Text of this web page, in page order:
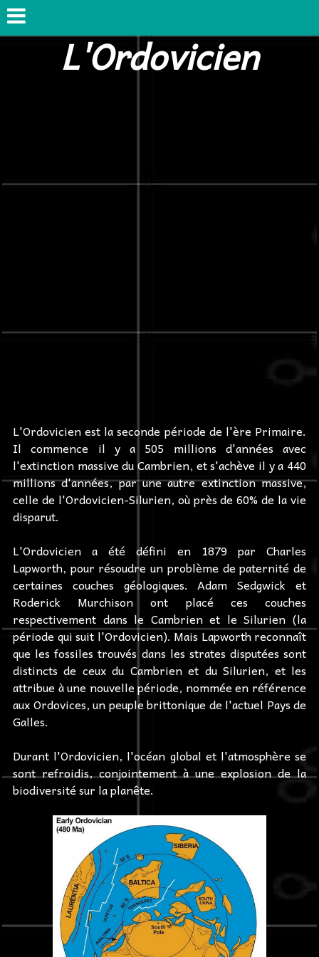
L'Ordovicien
L'Ordovicien est la seconde période de l'ère Primaire.
Il commence il y a 505 millions d'années avec
l'extinction massive du Cambrien, et s'achève il y a 440
millions d'années, par une autre extinction massive,
celle de l'Ordovicien-Silurien, où près de 60% de la vie
disparut.
L'Ordovicien a été défini en 1879 par Charles
Lapworth, pour résoudre un problème de paternité de
certaines couches géologiques. Adam Sedgwick et
Roderick Murchison ont placé ces couches
respectivement dans le Cambrien et le Silurien (la
période qui suit l'Ordovicien). Mais Lapworth reconnaît
que les fossiles trouvés dans les strates disputées sont
distincts de ceux du Cambrien et du Silurien, et les
attribue à une nouvelle période, nommée en référence
aux Ordovices, un peuple brittonique de l'actuel Pays de
Galles.
Durant l'Ordovicien, l'océan global et l'atmosphère se
sont refroidis, conjointement à une explosion de la
biodiversité sur la planête.